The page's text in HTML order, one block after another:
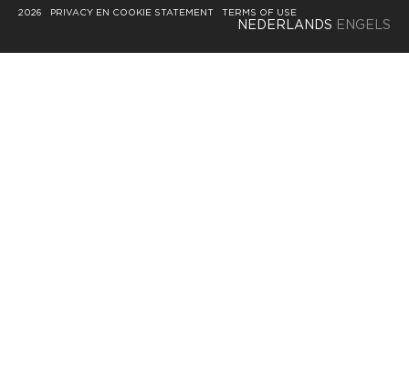
2026 PRIVACY EN COOKIE STATEMENT TERMS OF USE
NEDERLANDS ENGELS